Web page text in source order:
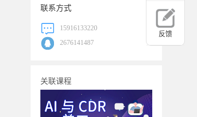
反馈
联系方式
15916133220
2676141487
关联课程